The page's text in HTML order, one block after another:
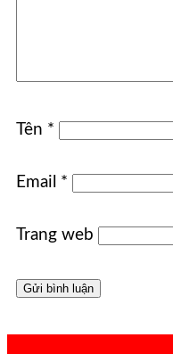
Tên *
Email *
Trang web